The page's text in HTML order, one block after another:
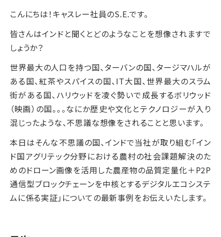
こんにちは！キャスレー社員のS.E.です。
皆さんはインドと聞くとどのようなことを想像されますで
しょうか？
世界最大の人口を持つ国、ターバンの国、タージマハルが
ある国、紅茶やスパイスの国、IT大国、世界最大のスラム
街がある国、ハリウッドを凌ぐ勢いで成長するボリウッド
（映画）の国。。。なにか歴史や文化とテクノロジーが入り
混じったような、不思議な想像をされることと思います。
本日はそんな不思議の国、インドで当社が取り組む「イン
ド国アグリテック分野における農村の社会課題解決のた
めのドローン画像を活用した農産物の品質定量化＋P2P
通信型ブロックチェーンを中核とするデジタルエコシステ
ムに係る実証」についての最新事例をお伝えいたします。